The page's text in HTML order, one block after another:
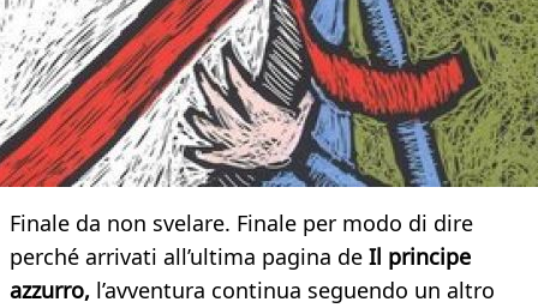
Finale da non svelare. Finale per modo di dire
perché arrivati all’ultima pagina de Il principe
azzurro, l’avventura continua seguendo un altro